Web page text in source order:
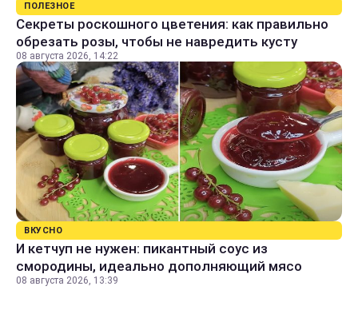
ПОЛЕЗНОЕ
Секреты роскошного цветения: как правильно
обрезать розы, чтобы не навредить кусту
08 августа 2026, 14:22
ВКУСНО
И кетчуп не нужен: пикантный соус из
смородины, идеально дополняющий мясо
08 августа 2026, 13:39